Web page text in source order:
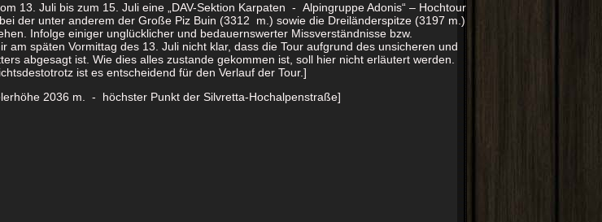
13. Juli bis zum 15. Juli eine „DAV-Sektion Karpaten - Alpingruppe Adonis“ – Hochtour
der unter anderem der Große Piz Buin (3312 m.) sowie die Dreiländerspitze (3197 m.)
Infolge einiger unglücklicher und bedauernswerter Missverständnisse bzw.
am späten Vormittag des 13. Juli nicht klar, dass die Tour aufgrund des unsicheren und
abgesagt ist. Wie dies alles zustande gekommen ist, soll hier nicht erläutert werden.
ist es entscheidend für den Verlauf der Tour.]
2036 m. - höchster Punkt der Silvretta-Hochalpenstraße]